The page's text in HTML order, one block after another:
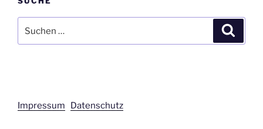
nach:
Impressum Datenschutz